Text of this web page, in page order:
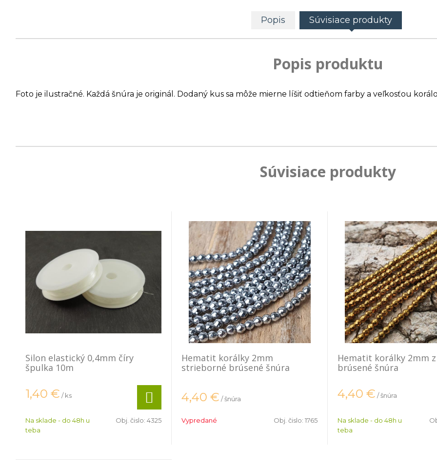
Popis Súvisiace produkty
Popis produktu
Foto je ilustračné. Každá šnúra je originál. Dodaný kus sa môže mierne líšiť odtieňom farby a veľkosťou
Súvisiace produkty
Silon elastický 0,4mm číry
špulka 10m
1,40 € / ks
Na sklade - do 48h u
teba
Obj. čislo: 4325
Hematit korálky 2mm
strieborné brúsené šnúra
4,40 € / šnúra
Vypredané Obj. čislo: 1765
Hematit korálky 2mm
brúsené šnúra
4,40 € / šnúra
Na sklade - do 48h u
teba